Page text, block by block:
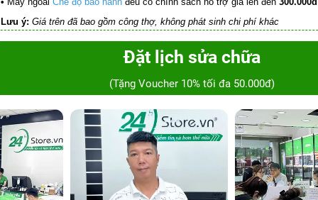
Lưu ý: Giá trên đã bao gồm công thợ, không phát sinh chi phí khác
Đặt lịch sửa chữa
(Tặng Voucher 10% tối đa 50.000đ)